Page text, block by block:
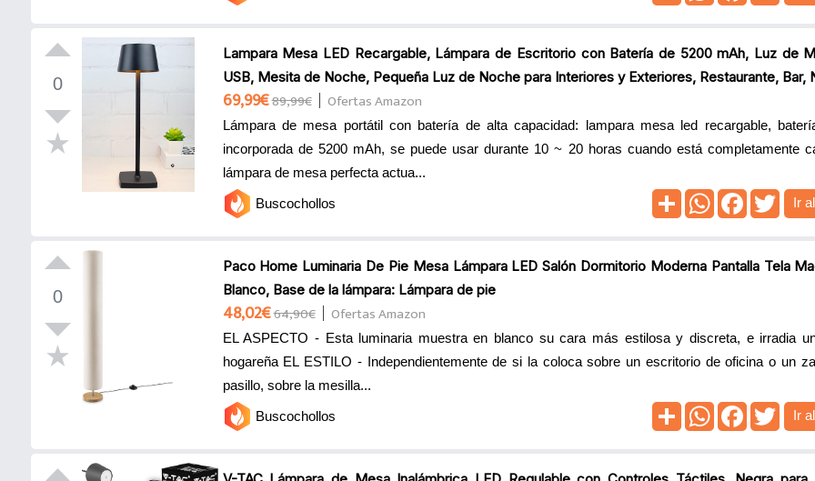
0
Lampara Mesa LED Recargable, Lámpara de Escritorio con Batería de 5200 mAh, Luz de
USB, Mesita de Noche, Pequeña Luz de Noche para Interiores y Exteriores, Restaurante, Bar,
69,99€89,99€ Ofertas Amazon
Lámpara de mesa portátil con batería de alta capacidad: lampara mesa led recargable,
incorporada de 5200 mAh, se puede usar durante 10 ~ 20 horas cuando está completamente
lámpara de mesa perfecta actua...
Buscochollos
Ir
0
Paco Home Luminaria De Pie Mesa Lámpara LED Salón Dormitorio Moderna Pantalla Tela
Blanco, Base de la lámpara: Lámpara de pie
48,02€64,90€ Ofertas Amazon
EL ASPECTO - Esta luminaria muestra en blanco su cara más estilosa y discreta, e irradia
hogareña EL ESTILO - Independientemente de si la coloca sobre un escritorio de oficina o un
pasillo, sobre la mesilla...
Buscochollos
Ir